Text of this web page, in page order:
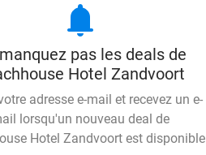
notifications
pas les deals de
Hotel Zandvoort
adresse e-mail et recevez un e-
lorsqu'un nouveau deal de
Hotel Zandvoortest disponible